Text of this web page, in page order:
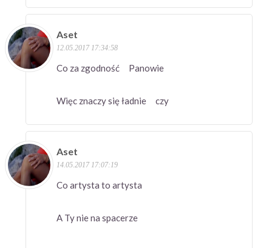
Aset
12.05.2017 17:34:58
Co za zgodność Panowie
Więc znaczy się ładnie czy
Aset
14.05.2017 17:07:19
Co artysta to artysta
A Ty nie na spacerze